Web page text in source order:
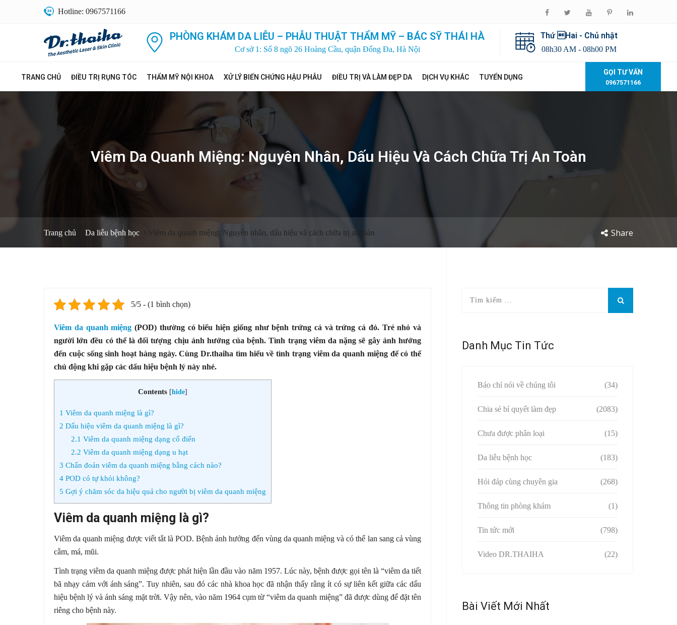
Hotline: 0967571166
PHÒNG KHÁM DA LIỄU – PHẪU THUẬT THẨM MỸ – BÁC SỸ THÁI HÀ
Cơ sở 1: Số 8 ngõ 26 Hoàng Cầu, quận Đống Đa, Hà Nội
Thứ Hai - Chủ nhật
08h30 AM - 08h00 PM
TRANG CHỦ ĐIỀU TRỊ RỤNG TÓC THẨM MỸ NỘI KHOA XỬ LÝ BIẾN CHỨNG HẬU PHẪU ĐIỀU TRỊ VÀ LÀM ĐẸP DA DỊCH VỤ KHÁC TUYỂN DỤNG
GỌI TƯ VẤN
0967571166
Viêm Da Quanh Miệng: Nguyên Nhân, Dấu Hiệu Và Cách Chữa Trị An Toàn
Trang chủ Da liễu bệnh học Viêm da quanh miệng: Nguyên nhân, dấu hiệu và cách chữa trị an toàn Share
5/5 - (1 bình chọn)
Viêm da quanh miệng (POD) thường có biểu hiện giống như bệnh trứng cá và trứng cá đỏ. Trẻ nhỏ và
người lớn đều có thể là đối tượng chịu ảnh hưởng của bệnh. Tình trạng viêm da nặng sẽ gây ảnh hưởng
đến cuộc sống sinh hoạt hàng ngày. Cùng Dr.thaiha tìm hiểu về tình trạng viêm da quanh miệng để có thể
chủ động khi gặp các dấu hiệu bệnh lý này nhé.
Contents [hide]
1 Viêm da quanh miệng là gì?
2 Dấu hiệu viêm da quanh miệng là gì?
2.1 Viêm da quanh miệng dạng cổ điển
2.2 Viêm da quanh miệng dạng u hạt
3 Chẩn đoán viêm da quanh miệng bằng cách nào?
4 POD có tự khỏi không?
5 Gợi ý chăm sóc da hiệu quả cho người bị viêm da quanh miệng
Viêm da quanh miệng là gì?
Viêm da quanh miệng được viết tắt là POD. Bệnh ảnh hưởng đến vùng da quanh miệng và có thể lan sang cả vùng
cằm, má, mũi.
Tình trạng viêm da quanh miệng được phát hiện lần đầu vào năm 1957. Lúc này, bệnh được gọi tên là “viêm da tiết
bã nhạy cảm với ánh sáng”. Tuy nhiên, sau đó các nhà khoa học đã nhận thấy rằng ít có sự liên kết giữa các dấu
hiệu bệnh lý và ánh sáng mặt trời. Vậy nên, vào năm 1964 cụm từ “viêm da quanh miệng” đã được dùng để đặt tên
riêng cho bệnh này.
Danh Mục Tin Tức
Báo chí nói về chúng tôi (34)
Chia sẻ bí quyết làm đẹp (2083)
Chưa được phân loại (15)
Da liễu bệnh học (183)
Hỏi đáp cùng chuyên gia (268)
Thông tin phòng khám (1)
Tin tức mới (798)
Video DR.THAIHA (22)
Bài Viết Mới Nhất